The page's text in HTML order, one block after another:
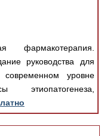
фармакотерапия.
руководства для
уровне
этиопатогенеза,